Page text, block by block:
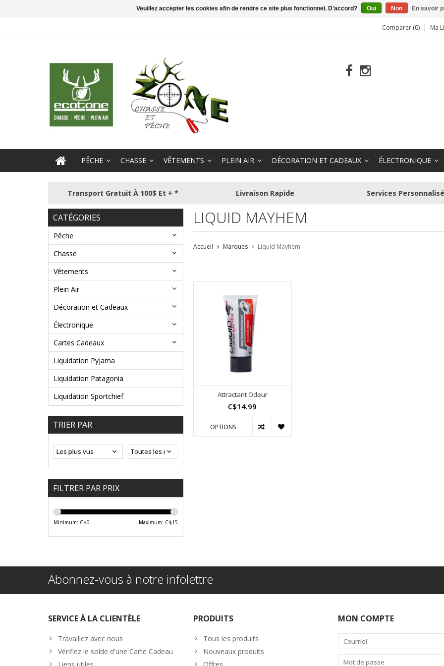
Comparer (0) Ma
PÊCHE CHASSE VÊTEMENTS PLEIN AIR DÉCORATION ET CADEAUX ÉLECTRONIQUE
Transport Gratuit À 100$ Et + * Livraison Rapide Services
CATÉGORIES
Pêche
Chasse
Vêtements
Plein Air
Décoration et Cadeaux
Électronique
Cartes Cadeaux
Liquidation Pyjama
Liquidation Patagonia
Liquidation Sportchief
TRIER PAR
FILTRER PAR PRIX
Minimum: C$0 Maximum: C$15
LIQUID MAYHEM
Accueil Marques Liquid Mayhem
Attractant Odeur
C$14.99
OPTIONS
Abonnez-vous à notre infolettre
SERVICE À LA CLIENTÈLE
Travaillez avec nous
Vérifiez le solde d'une Carte Cadeau
PRODUITS
Tous les produits
Nouveaux produits
MON COMPTE
Veuillez accepter les cookies afin de rendre ce site plus fonctionnel. D'accord? Oui Non En savoir